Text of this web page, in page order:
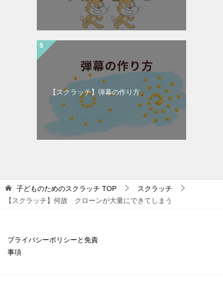
【スクラッチ】弾幕の作り方
子どものためのスクラッチ TOP
スクラッチ
【スクラッチ】何故 クローンが大量にできてしまう
プライバシーポリシーと免責
事項